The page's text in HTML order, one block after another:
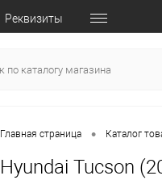
Реквизиты
Главная страница • Каталог
Hyundai Tucson